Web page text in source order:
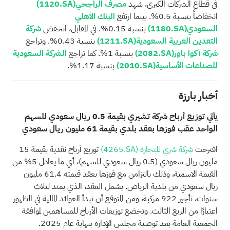
في قطاع الشركات الكبرى، شهدمصرف الراجحي(1120.SA)
انخفاضاً بنسبة 0.5%. بينما ارتفع
البنك الأهلي
السعودي(1180.SA)بنسبة 0.15%. في المقابل، انخفض
شركة
التعدين العربية السعودية(1211.SA)بنسبة 0.43%. وتراجع
شركة أكوا باور(2082.SA)بنسبة 1%. كما تراجع
الشركة السعودية
للصناعات الأساسية(2010.SA)بنسبة 1.17%.
أخبار بارزة
يأتي توزيع أرباح شركة تشيري بقيمة 0.5 ريال سعودي للسهم
الواحد عقب فوزها بعقد بلدي بقيمة 61 مليون ريال سعودي
اقترحتشركة شري للتجارة (4265.SA)
توزيع أرباح نقدية بقيمة 15
مليون ريال سعودي (0.5 ريال سعودي للسهم)، أي ما يعادل 5% من
القيمة الاسمية، وذلك بالتزامن مع فوزها بعقد قيمته 61.4 مليون
ريال سعودي من بلدية الرياض. يشمل العقد، الذي يمتد لثلاث
سنوات، تأجير 922 مركبة، ومن المتوقع أن تبدأ العوائد المالية في الظهور
اعتبارًا من الربع الثالث. وتخضع توزيعات الأرباح للمساهمين لموافقة
الجمعية العامة بعد توصية مجلس الإدارة بنهاية عام 2025.